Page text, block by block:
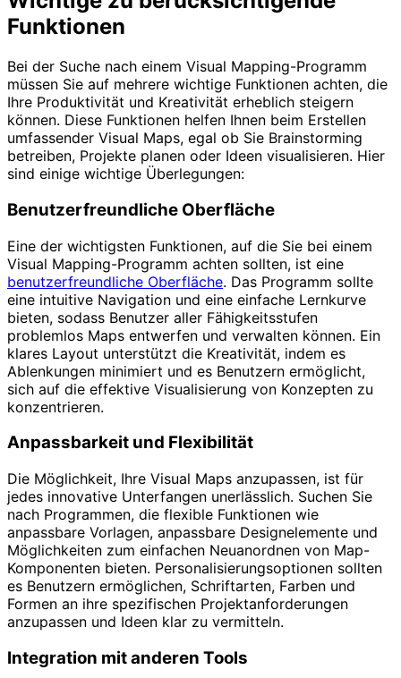
Funktionen
Bei der Suche nach einem Visual Mapping-Programm
müssen Sie auf mehrere wichtige Funktionen achten, die
Ihre Produktivität und Kreativität erheblich steigern
können. Diese Funktionen helfen Ihnen beim Erstellen
umfassender Visual Maps, egal ob Sie Brainstorming
betreiben, Projekte planen oder Ideen visualisieren. Hier
sind einige wichtige Überlegungen:
Benutzerfreundliche Oberfläche
Eine der wichtigsten Funktionen, auf die Sie bei einem
Visual Mapping-Programm achten sollten, ist eine
benutzerfreundliche Oberfläche. Das Programm sollte
eine intuitive Navigation und eine einfache Lernkurve
bieten, sodass Benutzer aller Fähigkeitsstufen
problemlos Maps entwerfen und verwalten können. Ein
klares Layout unterstützt die Kreativität, indem es
Ablenkungen minimiert und es Benutzern ermöglicht,
sich auf die effektive Visualisierung von Konzepten zu
konzentrieren.
Anpassbarkeit und Flexibilität
Die Möglichkeit, Ihre Visual Maps anzupassen, ist für
jedes innovative Unterfangen unerlässlich. Suchen Sie
nach Programmen, die flexible Funktionen wie
anpassbare Vorlagen, anpassbare Designelemente und
Möglichkeiten zum einfachen Neuanordnen von Map-
Komponenten bieten. Personalisierungsoptionen sollten
es Benutzern ermöglichen, Schriftarten, Farben und
Formen an ihre spezifischen Projektanforderungen
anzupassen und Ideen klar zu vermitteln.
Integration mit anderen Tools